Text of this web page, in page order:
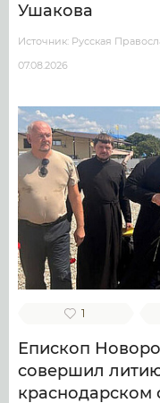
Ушакова
Источник: Русская
07.08.2026
1
Епископ
совершил
краснодарском